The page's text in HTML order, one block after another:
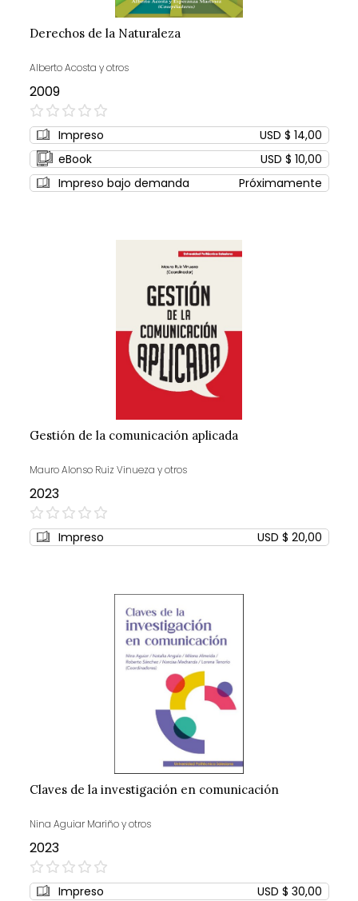
Derechos de la Naturaleza
Alberto Acosta y otros
2009
0%
Impreso
USD $ 14,00
eBook
USD $ 10,00
Impreso bajo demanda
Próximamente
Gestión de la comunicación aplicada
Mauro Alonso Ruiz Vinueza y otros
2023
0%
Impreso USD $ 20,00
Claves de la investigación en comunicación
Nina Aguiar Mariño y otros
2023
0%
Impreso USD $ 30,00